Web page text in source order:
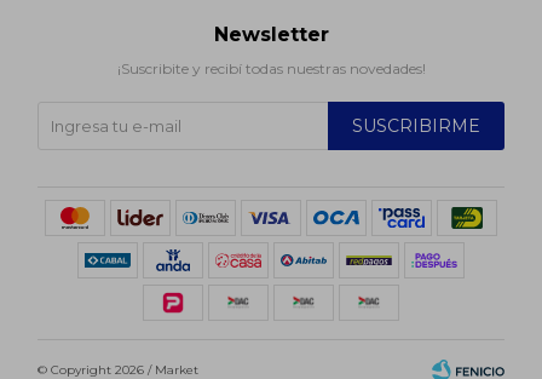
Newsletter
¡Suscribite y recibí todas nuestras novedades!
SUSCRIBIRME
© Copyright 2026 / Market